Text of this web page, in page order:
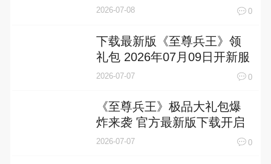
征程
2026-07-08 0
下载最新版《至尊兵王》领
礼包 2026年07月09日开新服
入驻享福利
2026-07-07 0
《至尊兵王》极品大礼包爆
炸来袭 官方最新版下载开启
2026-07-07 0